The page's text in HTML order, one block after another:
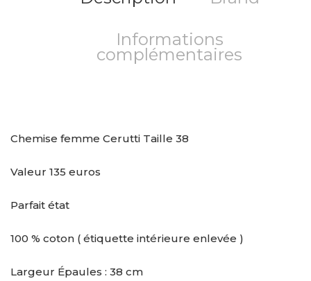
Informations
complémentaires
Chemise femme Cerutti Taille 38
Valeur 135 euros
Parfait état
100 % coton ( étiquette intérieure enlevée )
Largeur Épaules : 38 cm